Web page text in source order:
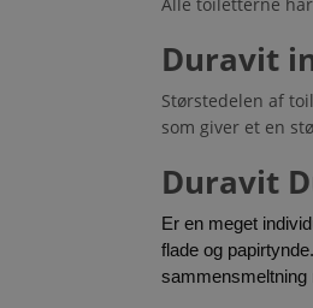
Duravit
Størstedelen af
som giver et en
Duravit
Er en meget
flade og
sammensmeltning